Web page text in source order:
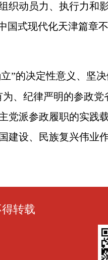
织动员力、执行力和
国式现代化天津篇章
”的决定性意义、坚
、纪律严明的参政党
党派参政履职的实践
建设、民族复兴伟业
转载